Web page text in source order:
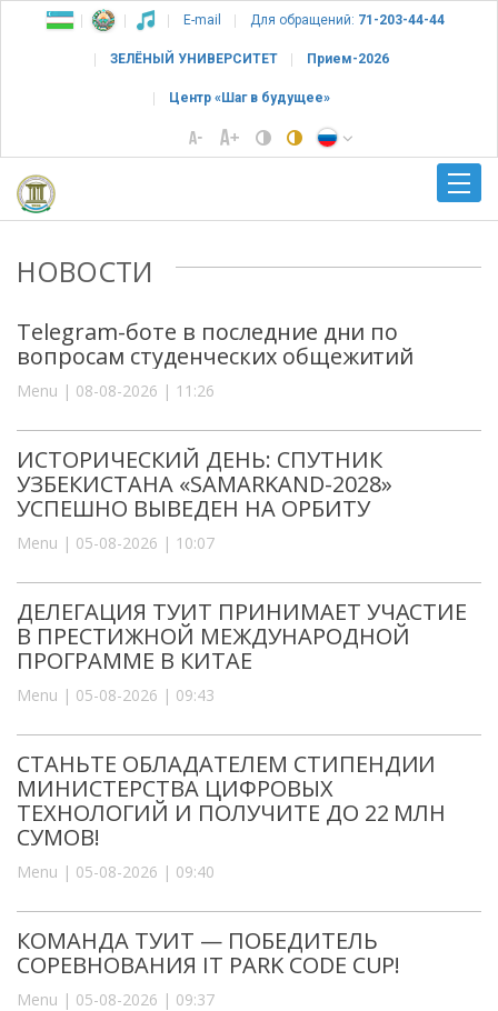
E-mail Для обращений: 71-203-44-44
ЗЕЛЁНЫЙ УНИВЕРСИТЕТ Прием-2026
Центр «Шаг в будущее»
НОВОСТИ
Telegram-боте в последние дни по
вопросам студенческих общежитий
Menu | 08-08-2026 | 11:26
ИСТОРИЧЕСКИЙ ДЕНЬ: СПУТНИК
УЗБЕКИСТАНА «SAMARKAND-2028»
УСПЕШНО ВЫВЕДЕН НА ОРБИТУ
Menu | 05-08-2026 | 10:07
ДЕЛЕГАЦИЯ ТУИТ ПРИНИМАЕТ УЧАСТИЕ
В ПРЕСТИЖНОЙ МЕЖДУНАРОДНОЙ
ПРОГРАММЕ В КИТАЕ
Menu | 05-08-2026 | 09:43
СТАНЬТЕ ОБЛАДАТЕЛЕМ СТИПЕНДИИ
МИНИСТЕРСТВА ЦИФРОВЫХ
ТЕХНОЛОГИЙ И ПОЛУЧИТЕ ДО 22 МЛН
СУМОВ!
Menu | 05-08-2026 | 09:40
КОМАНДА ТУИТ — ПОБЕДИТЕЛЬ
СОРЕВНОВАНИЯ IT PARK CODE CUP!
Menu | 05-08-2026 | 09:37